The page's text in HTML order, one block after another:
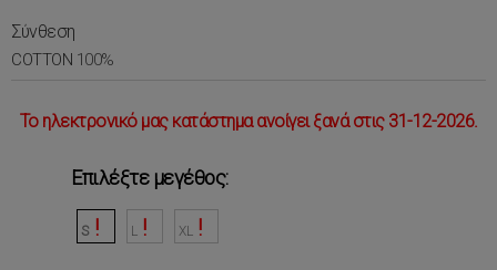
Σύνθεση
COTTON 100%
Το ηλεκτρονικό μας κατάστημα ανοίγει ξανά στις 31-12-2026.
Επιλέξτε μεγέθος:
S L XL